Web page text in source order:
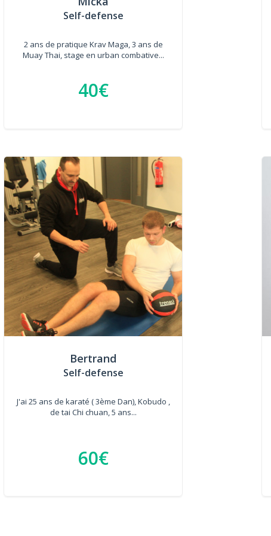
Self-defense
2 ans de pratique Krav Maga, 3 ans de
Muay Thai, stage en urban combative...
40€
Bertrand
Self-defense
J'ai 25 ans de karaté ( 3ème Dan), Kobudo ,
de tai Chi chuan, 5 ans...
60€